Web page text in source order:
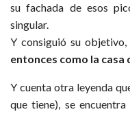
su fachada de esos
singular.
Y consiguió su objetivo,
entonces como la casa
Y cuenta otra leyenda
que tiene), se